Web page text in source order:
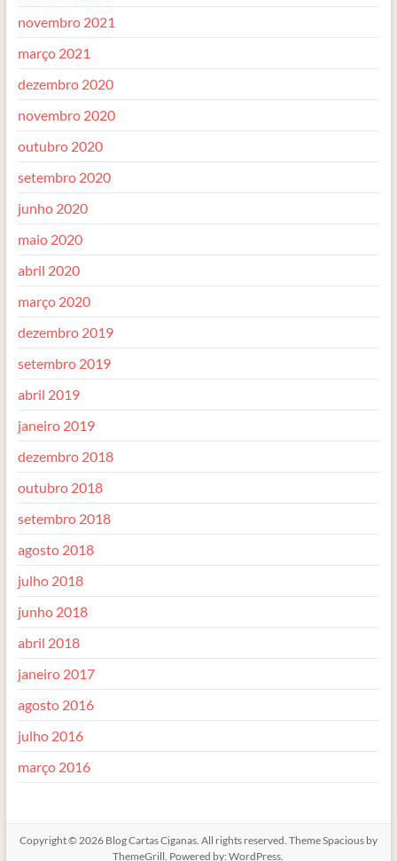
novembro 2021
março 2021
dezembro 2020
novembro 2020
outubro 2020
setembro 2020
junho 2020
maio 2020
abril 2020
março 2020
dezembro 2019
setembro 2019
abril 2019
janeiro 2019
dezembro 2018
outubro 2018
setembro 2018
agosto 2018
julho 2018
junho 2018
abril 2018
janeiro 2017
agosto 2016
julho 2016
março 2016
Copyright © 2026 Blog Cartas Ciganas. All rights reserved. ThemeSpaciousby
ThemeGrill. Powered by:WordPress